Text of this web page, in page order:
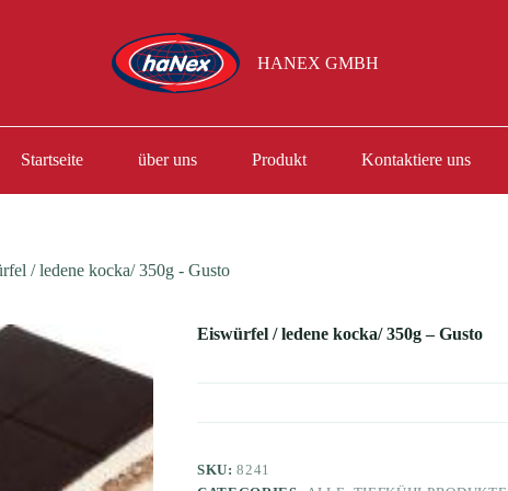
HANEX GMBH
Startseite über uns Produkt Kontaktiere uns
/ ledene kocka/ 350g - Gusto
Eiswürfel / ledene kocka/ 350g – Gusto
SKU:8241